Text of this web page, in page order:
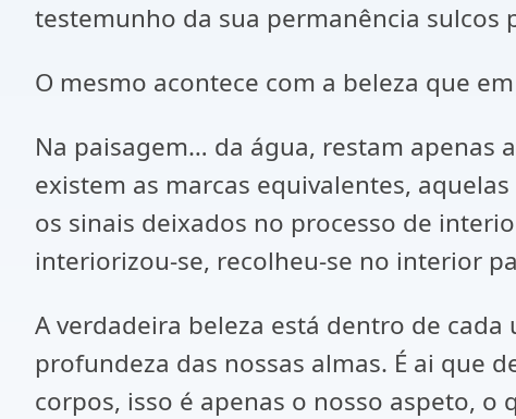
testemunho da sua permanência sulcos
O mesmo acontece com a beleza que
Na paisagem… da água, restam apenas
existem as marcas equivalentes,
os sinais deixados no processo de
interiorizou-se, recolheu-se no interior
A verdadeira beleza está dentro de
profundeza das nossas almas. É ai que
corpos, isso é apenas o nosso aspeto,